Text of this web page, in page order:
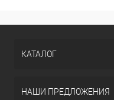
КАТАЛОГ
НАШИ ПРЕДЛОЖЕНИЯ